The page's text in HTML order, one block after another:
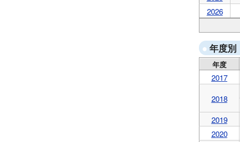
2026
年度別
年度
2017
2018
2019
2020